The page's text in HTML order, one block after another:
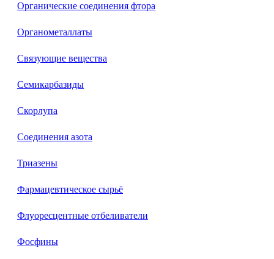
Органические соединения фтора
Органометаллаты
Связующие вещества
Семикарбазиды
Скорлупа
Соединения азота
Триазены
Фармацевтическое сырьё
Флуоресцентные отбеливатели
Фосфины